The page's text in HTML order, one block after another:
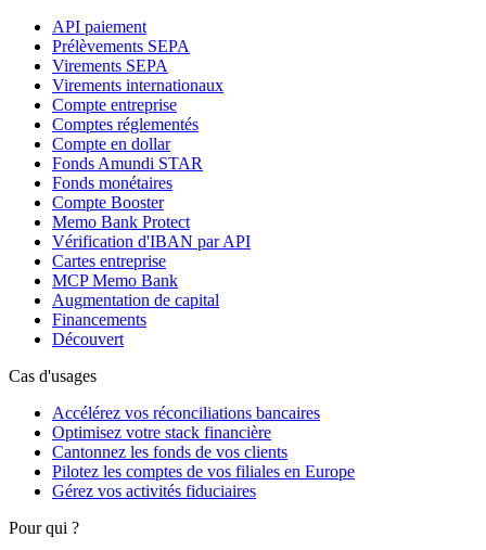
API paiement
Prélèvements SEPA
Virements SEPA
Virements internationaux
Compte entreprise
Comptes réglementés
Compte en dollar
Fonds Amundi STAR
Fonds monétaires
Compte Booster
Memo Bank Protect
Vérification d'IBAN par API
Cartes entreprise
MCP Memo Bank
Augmentation de capital
Financements
Découvert
Cas d'usages
Accélérez vos réconciliations bancaires
Optimisez votre stack financière
Cantonnez les fonds de vos clients
Pilotez les comptes de vos filiales en Europe
Gérez vos activités fiduciaires
Pour qui ?